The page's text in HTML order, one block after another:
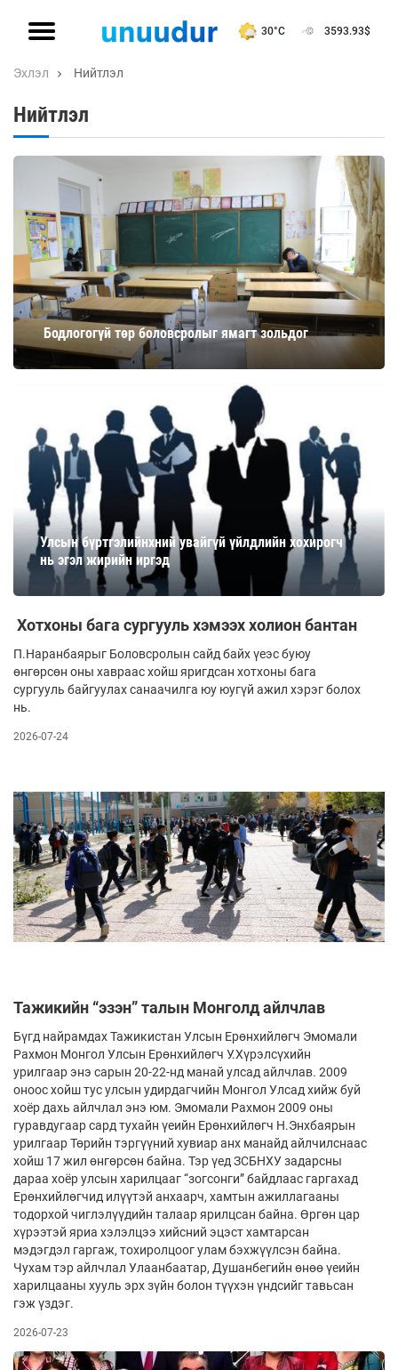
30°C 3593.93$
Эхлэл Нийтлэл
Нийтлэл
Бодлогогүй төр боловсролыг ямагт зольдог
Улсын бүртгэлийнхний увайгүй үйлдлийн хохирогч
нь эгэл жирийн иргэд
Хотхоны бага сургууль хэмээх холион бантан
П.Наранбаярыг Боловсролын сайд байх үеэс буюу
өнгөрсөн оны хавраас хойш яригдсан хотхоны бага
сургууль байгуулах санаачилга юу юугүй ажил хэрэг болох
нь.
2026-07-24
Тажикийн “эзэн” талын Монголд айлчлав
Бүгд найрамдах Тажикистан Улсын Ерөнхийлөгч Эмомали
Рахмон Монгол Улсын Ерөнхийлөгч У.Хүрэлсүхийн
урилгаар энэ сарын 20-22-нд манай улсад айлчлав. 2009
оноос хойш тус улсын удирдагчийн Монгол Улсад хийж буй
хоёр дахь айлчлал энэ юм. Эмомали Рахмон 2009 оны
гуравдугаар сард тухайн үеийн Ерөнхийлөгч Н.Энхбаярын
урилгаар Төрийн тэргүүний хувиар анх манайд айлчилснаас
хойш 17 жил өнгөрсөн байна. Тэр үед ЗСБНХУ задарсны
дараа хоёр улсын харилцааг “зогсонги” байдлаас гаргахад
Ерөнхийлөгчид илүүтэй анхаарч, хамтын ажиллагааны
тодорхой чиглэлүүдийн талаар ярилцсан байна. Өргөн цар
хүрээтэй яриа хэлэлцээ хийсний эцэст хамтарсан
мэдэгдэл гаргаж, тохиролцоог улам бэхжүүлсэн байна.
Чухам тэр айлчлал Улаанбаатар, Душанбегийн өнөө үеийн
харилцааны хууль эрх зүйн болон түүхэн үндсийг тавьсан
гэж үздэг.
2026-07-23